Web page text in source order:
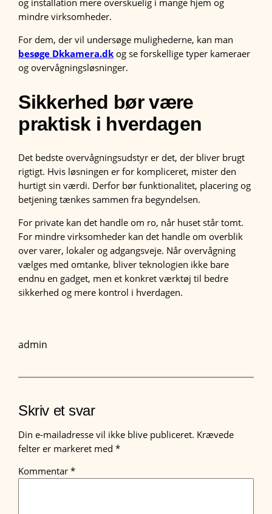
og installation mere overskuelig i mange hjem og
mindre virksomheder.
For dem, der vil undersøge mulighederne, kan man
besøge Dkkamera.dk og se forskellige typer kameraer
og overvågningsløsninger.
Sikkerhed bør være
praktisk i hverdagen
Det bedste overvågningsudstyr er det, der bliver brugt
rigtigt. Hvis løsningen er for kompliceret, mister den
hurtigt sin værdi. Derfor bør funktionalitet, placering og
betjening tænkes sammen fra begyndelsen.
For private kan det handle om ro, når huset står tomt.
For mindre virksomheder kan det handle om overblik
over varer, lokaler og adgangsveje. Når overvågning
vælges med omtanke, bliver teknologien ikke bare
endnu en gadget, men et konkret værktøj til bedre
sikkerhed og mere kontrol i hverdagen.
admin
Skriv et svar
Din e-mailadresse vil ikke blive publiceret. Krævede
felter er markeret med*
Kommentar*